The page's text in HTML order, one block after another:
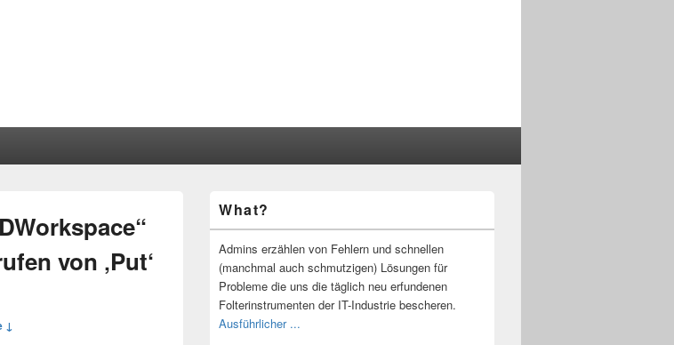
von ‚Put‘
↓
Seitenleisten-
Widgetbereich
What?
Admins erzählen von Fehlern und schnellen
(manchmal auch schmutzigen) Lösungen für
Probleme die uns die täglich neu erfundenen
Folterinstrumenten der IT-Industrie bescheren.
Ausführlicher ...